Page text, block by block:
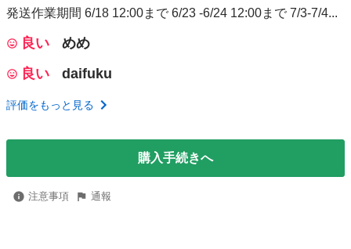
発送作業期間 6/18 12:00まで 6/23 -6/24 12:00まで 7/3-7/4...
良い
めめ
良い
daifuku
評価をもっと見る
購入手続きへ
注意事項 通報